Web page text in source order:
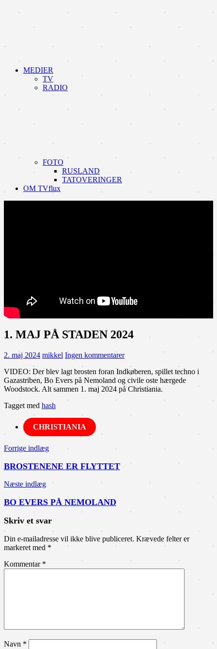
MEDIER
TV
RADIO
FOTO
RUSLAND
TATOVERINGER
OM TVflux
1. MAJ PÅ STADEN 2024
2. maj 2024 mikkel Ingen kommentarer
VIDEO: Der blev lagt brosten foran Indkøberen, spillet techno i
Gazastriben, Bo Evers på Nemoland og civile oste hærgede
Woodstock. Alt sammen 1. maj 2024 på Christiania.
Tagget med hash
CHRISTIANIA
Indlægsnavigation
Forrige indlæg
BROSTENENE ER FLYTTET
Næste indlæg
BO EVERS PÅ NEMOLAND
Skriv et svar
Din e-mailadresse vil ikke blive publiceret. Krævede felter er
markeret med *
Kommentar *
Navn *